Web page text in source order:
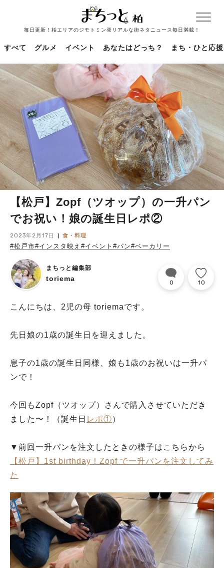
毎日更新！柏エリアのジモトミン発リアルな街ネタニュース毎日満載！
すべて グルメ イベント あなたはどっち？ まち・ひと応援
【松戸】Zopf（ツオップ）の一升パン
でお祝い！娘の誕生日レポ②
2023年2月17日 食・料理
#松戸市#インスタ映え #イベント #パン#ベーカリー
まちっと編集部
toriema 0 10
こんにちは、2児の母 toriemaです。
先日娘の1歳の誕生日を迎えました。
息子の1歳の誕生日同様、娘も1歳のお祝いは一升パ
ンで！
今回もZopf（ツオップ）さんで購入させていただき
ました〜！（誕生日 レポ①）
▼前回一升パンを注文したときの様子はこちらから
【松戸】1st birthday！Zopf で一升パンを注文してみ
た